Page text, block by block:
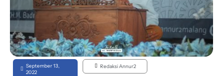
September 13,
2022
Redaksi Annur2